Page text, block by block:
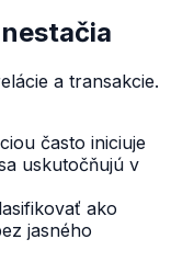
a transakcie.
často iniciuje
uskutočňujú v
ako
jasného